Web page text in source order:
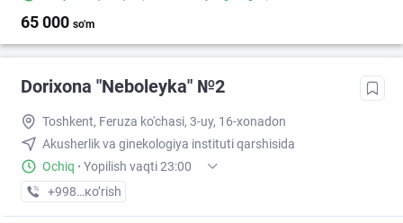
65 000 so'm
Dorixona "Neboleyka" №2
Toshkent, Feruza ko'chasi, 3-uy, 16-xonadon
Akusherlik va ginekologiya instituti qarshisida
Ochiq · Yopilish vaqti 23:00
+998 (71) XXX-XX-XX
кo’rish